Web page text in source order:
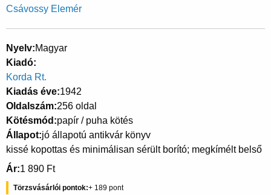
Csávossy Elemér
Nyelv Magyar
Kiadó
Korda Rt.
Kiadás éve 1942
Oldalszám 256 oldal
Kötésmód papír / puha kötés
Állapot jó állapotú antikvár könyv
kissé kopottas és minimálisan sérült borító; megkímélt belső
Ár 1 890 Ft
Törzsvásárlói pontok 189